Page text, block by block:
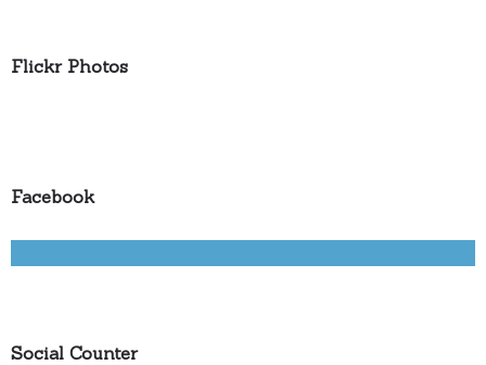
Flickr Photos
Facebook
Social Counter